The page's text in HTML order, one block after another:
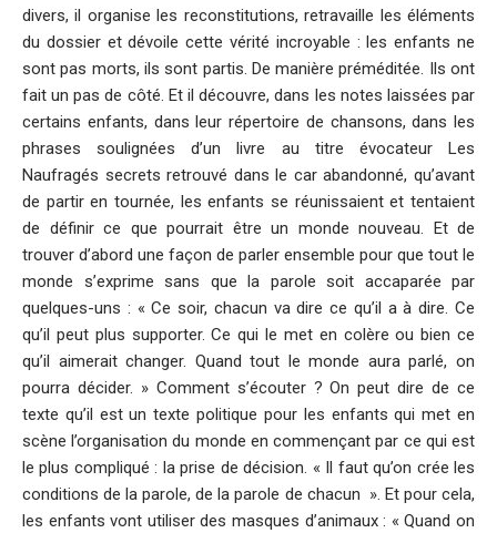
divers, il organise les reconstitutions, retravaille les éléments
du dossier et dévoile cette vérité incroyable : les enfants ne
sont pas morts, ils sont partis. De manière préméditée. Ils ont
fait un pas de côté. Et il découvre, dans les notes laissées par
certains enfants, dans leur répertoire de chansons, dans les
phrases soulignées d’un livre au titre évocateur Les
Naufragés secrets retrouvé dans le car abandonné, qu’avant
de partir en tournée, les enfants se réunissaient et tentaient
de définir ce que pourrait être un monde nouveau. Et de
trouver d’abord une façon de parler ensemble pour que tout le
monde s’exprime sans que la parole soit accaparée par
quelques-uns : « Ce soir, chacun va dire ce qu’il a à dire. Ce
qu’il peut plus supporter. Ce qui le met en colère ou bien ce
qu’il aimerait changer. Quand tout le monde aura parlé, on
pourra décider. » Comment s’écouter ? On peut dire de ce
texte qu’il est un texte politique pour les enfants qui met en
scène l’organisation du monde en commençant par ce qui est
le plus compliqué : la prise de décision. « Il faut qu’on crée les
conditions de la parole, de la parole de chacun ». Et pour cela,
les enfants vont utiliser des masques d’animaux : « Quand on